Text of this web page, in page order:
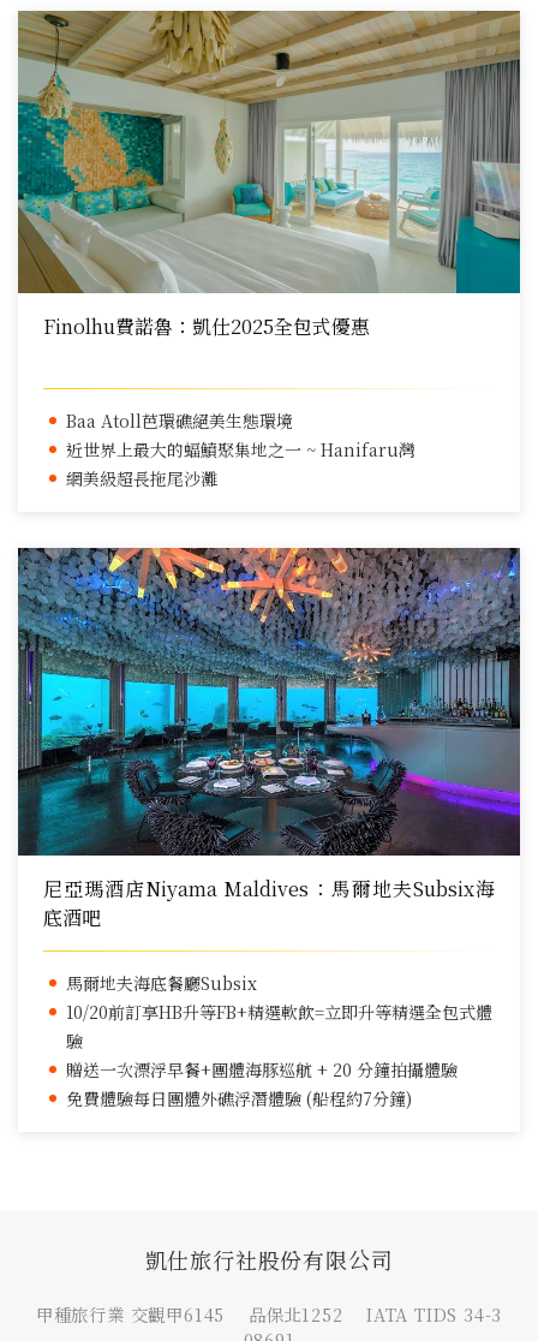
Finolhu費諾魯：凱仕2025全包式優惠
Baa Atoll芭環礁絕美生態環境
近世界上最大的蝠鱝聚集地之一 ~ Hanifaru灣
網美級超長拖尾沙灘
尼亞瑪酒店Niyama Maldives：馬爾地夫Subsix海
底酒吧
馬爾地夫海底餐廳Subsix
10/20前訂享HB升等FB+精選軟飲=立即升等精選全包式體
驗
贈送一次漂浮早餐+團體海豚巡航 + 20 分鐘拍攝體驗
免費體驗每日團體外礁浮潛體驗 (船程約7分鐘)
凱仕旅行社股份有限公司
甲種旅行業 交觀甲6145 品保北1252 IATA TIDS 34-3